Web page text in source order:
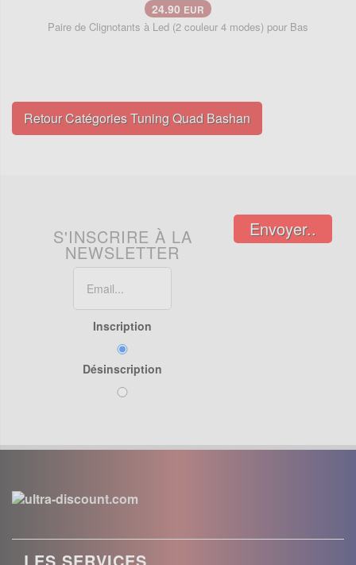
24.90 EUR
Paire de Clignotants à Led (2 couleur 4 modes) pour Bas
Retour Catégories Tuning Quad Bashan
S'INSCRIRE À LA
NEWSLETTER
Inscription
Désinscription
Envoyer..